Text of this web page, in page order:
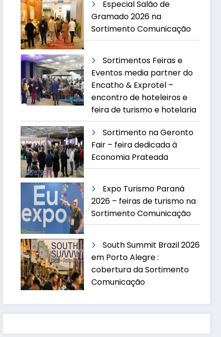
Especial Salão de
Gramado 2026 na
Sortimento Comunicação
Sortimentos Feiras e
Eventos media partner do
Encatho & Exprotel –
encontro de hoteleiros e
feira de turismo e hotelaria
Sortimento na Geronto
Fair – feira dedicada à
Economia Prateada
Expo Turismo Paraná
2026 – feiras de turismo na
Sortimento Comunicação
South Summit Brazil 2026
em Porto Alegre :
cobertura da Sortimento
Comunicação